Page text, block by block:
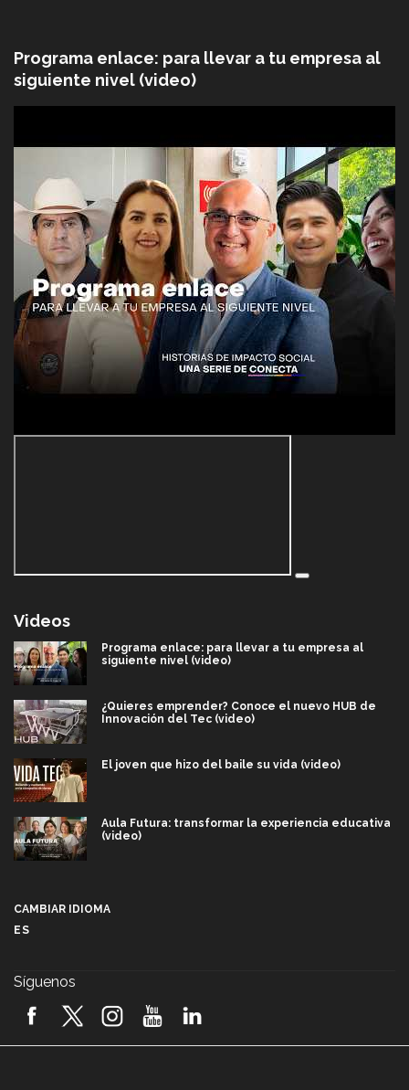
Programa enlace: para llevar a tu empresa al
siguiente nivel (video)
Videos
Programa enlace: para llevar a tu empresa al
siguiente nivel (video)
¿Quieres emprender? Conoce el nuevo HUB de
Innovación del Tec (video)
El joven que hizo del baile su vida (video)
Aula Futura: transformar la experiencia educativa
(video)
2026! (video)
CAMBIAR IDIOMA
ES
Síguenos